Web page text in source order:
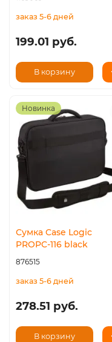
заказ 5-6 дней
199.01 руб.
В корзину
Новинка
Сумка Case Logic
PROPC-116 black
876515
заказ 5-6 дней
278.51 руб.
В корзину